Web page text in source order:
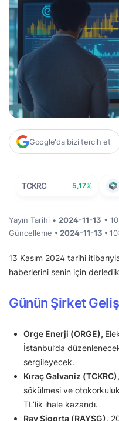
Google'da bizi tercih et
TCKRC 5,17%
Yayın Tarihi • 2024-11-13 •
Güncelleme • 2024-11-13 •
13 Kasım 2024 tarihi
haberlerini senin için
Günün Şirket
Orge Enerji (ORGE),
İstanbul’da
sergileyecek.
Kıraç Galvaniz (TCKRC),
sökülmesi ve
TL’lik ihale kazandı.
Ray Sigorta (RAYSG),